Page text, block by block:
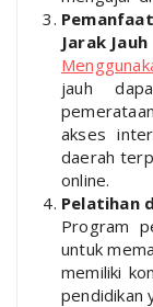
Jarak Jauh
jauh
akses
daerah
online.
Pelatihan
Program
untuk
memiliki
pendidikan